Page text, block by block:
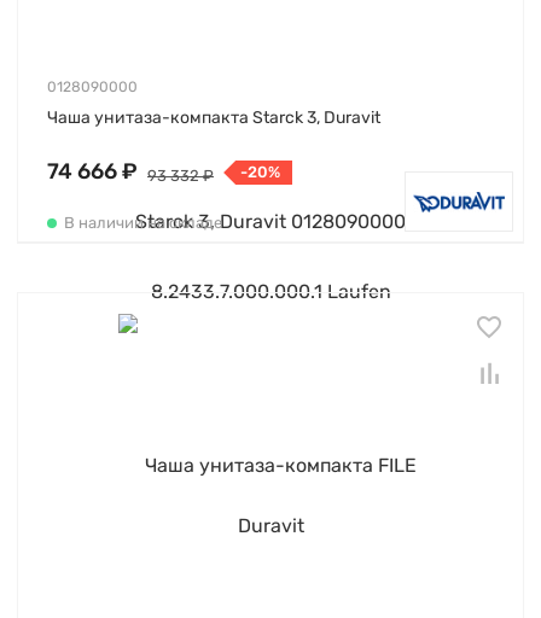
0128090000
Чаша унитаза-компакта Starck 3, Duravit
74 666 ₽ 93 332 ₽ -20%
В наличии на складе